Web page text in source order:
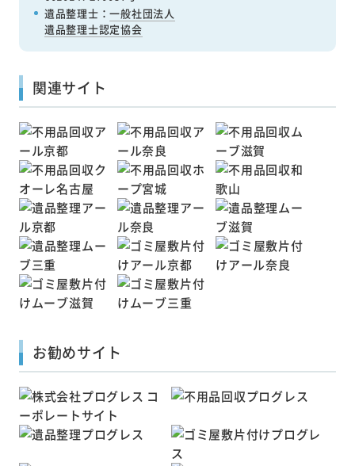
遺品整理士：一般社団法人
遺品整理士認定協会
関連サイト
お勧めサイト